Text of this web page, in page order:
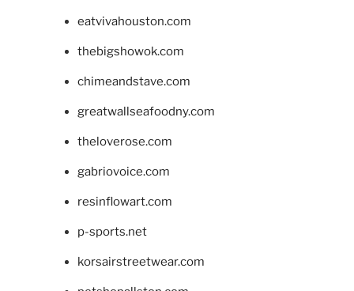
eatvivahouston.com
thebigshowok.com
chimeandstave.com
greatwallseafoodny.com
theloverose.com
gabriovoice.com
resinflowart.com
p-sports.net
korsairstreetwear.com